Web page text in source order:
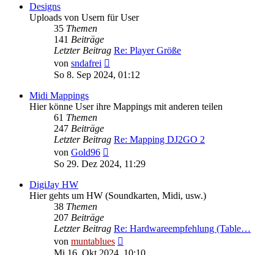
Designs
Uploads von Usern für User
35 Themen
141 Beiträge
Letzter Beitrag Re: Player Größe
von sndafrei
Beitrag
So 8. Sep 2024, 01:12
Midi Mappings
Hier könne User ihre Mappings mit anderen teilen
61 Themen
247 Beiträge
Letzter Beitrag Re: Mapping DJ2GO 2
von Gold96
Beitrag
So 29. Dez 2024, 11:29
DigiJay HW
Hier gehts um HW (Soundkarten, Midi, usw.)
38 Themen
207 Beiträge
Letzter Beitrag Re: Hardwareempfehlung (Table…
von muntablues
Beitrag
Mi 16. Okt 2024, 10:10